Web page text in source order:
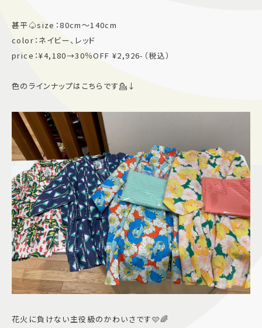
甚平♤size：80cm〜140cm
color：ネイビー、レッド
price：¥4,180→30％OFF ¥2,926-（税込）
色のラインナップはこちらです💁↓
花火に負けない主役級のかわいさです🩷🌈